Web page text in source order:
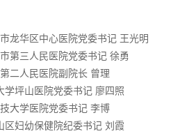
龙华区中心医院党委书记 王光明
第三人民医院党委书记 徐勇
二人民医院副院长 曾理
学坪山医院党委书记 廖四照
大学医院党委书记 李博
区妇幼保健院纪委书记 刘霞